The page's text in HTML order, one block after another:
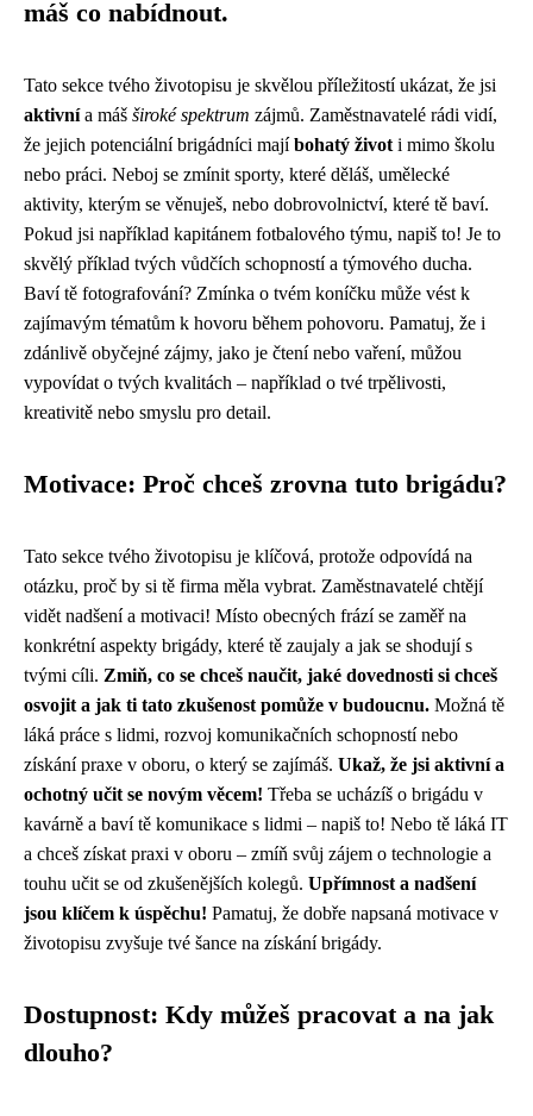
máš co nabídnout.
Tato sekce tvého životopisu je skvělou příležitostí ukázat, že jsi
aktivnía máš široké spektrum zájmů. Zaměstnavatelé rádi vidí,
že jejich potenciální brigádníci majíbohatý život i mimo školu
nebo práci. Neboj se zmínit sporty, které děláš, umělecké
aktivity, kterým se věnuješ, nebo dobrovolnictví, které tě baví.
Pokud jsi například kapitánem fotbalového týmu, napiš to! Je to
skvělý příklad tvých vůdčích schopností a týmového ducha.
Baví tě fotografování? Zmínka o tvém koníčku může vést k
zajímavým tématům k hovoru během pohovoru. Pamatuj, že i
zdánlivě obyčejné zájmy, jako je čtení nebo vaření, můžou
vypovídat o tvých kvalitách – například o tvé trpělivosti,
kreativitě nebo smyslu pro detail.
Motivace: Proč chceš zrovna tuto brigádu?
Tato sekce tvého životopisu je klíčová, protože odpovídá na
otázku, proč by si tě firma měla vybrat. Zaměstnavatelé chtějí
vidět nadšení a motivaci! Místo obecných frází se zaměř na
konkrétní aspekty brigády, které tě zaujaly a jak se shodují s
tvými cíli. Zmiň, co se chceš naučit, jaké dovednosti si chceš
osvojit a jak ti tato zkušenost pomůže v budoucnu. Možná tě
láká práce s lidmi, rozvoj komunikačních schopností nebo
získání praxe v oboru, o který se zajímáš. Ukaž, že jsi aktivní a
ochotný učit se novým věcem! Třeba se ucházíš o brigádu v
kavárně a baví tě komunikace s lidmi – napiš to! Nebo tě láká IT
a chceš získat praxi v oboru – zmíň svůj zájem o technologie a
touhu učit se od zkušenějších kolegů. Upřímnost a nadšení
jsou klíčem k úspěchu! Pamatuj, že dobře napsaná motivace v
životopisu zvyšuje tvé šance na získání brigády.
Dostupnost: Kdy můžeš pracovat a na jak
dlouho?